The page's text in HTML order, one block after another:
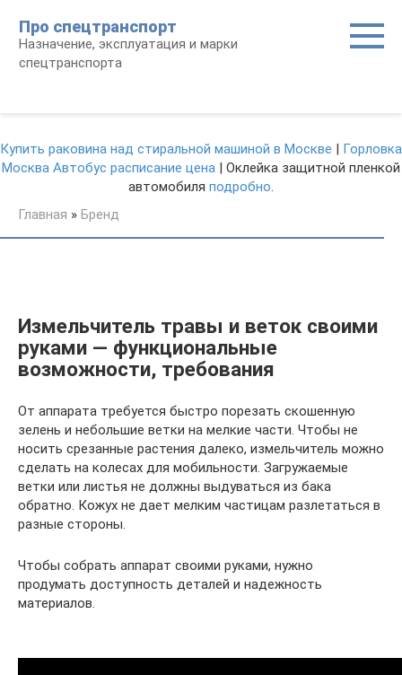
контенту
Про спецтранспорт
Назначение, эксплуатация и марки
спецтранспорта
Купить раковина над стиральной машиной в Москве | Горловка
Москва Автобус расписание цена | Оклейка защитной пленкой
автомобиля подробно.
Главная » Бренд
Измельчитель травы и веток своими
руками — функциональные
возможности, требования
От аппарата требуется быстро порезать скошенную
зелень и небольшие ветки на мелкие части. Чтобы не
носить срезанные растения далеко, измельчитель можно
сделать на колесах для мобильности. Загружаемые
ветки или листья не должны выдуваться из бака
обратно. Кожух не дает мелким частицам разлетаться в
разные стороны.
Чтобы собрать аппарат своими руками, нужно
продумать доступность деталей и надежность
материалов.